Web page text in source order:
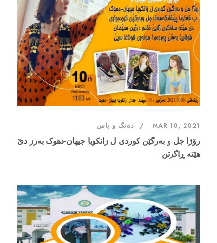
MAR 10, 2021 دەنگ و باس
رۆژا جل و بەرگێن کوردی ل زانکویا جیهان-دهوک بەرز دێ
هێتە ڕاگرتن